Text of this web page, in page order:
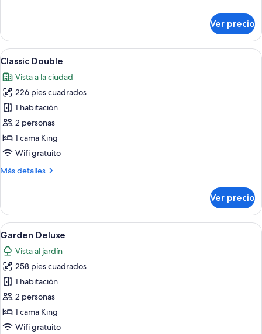
de
lujo
Ver precio
Abrir
todas
las
fotos
de
Classic
Double
Una habitación de hotel con cama,
5
Classic Double
Vista a la ciudad
226 pies cuadrados
1 habitación
2 personas
1 cama King
Wifi gratuito
Más detalles
Más
Double
Ver precio
Abrir
todas
las
fotos
de
Garden
Deluxe
Una habitación de hotel moderna
5
Garden Deluxe
Vista al jardín
258 pies cuadrados
1 habitación
2 personas
1 cama King
Wifi gratuito